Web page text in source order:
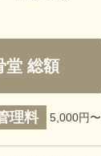
堂 総額
理料 5,000円〜